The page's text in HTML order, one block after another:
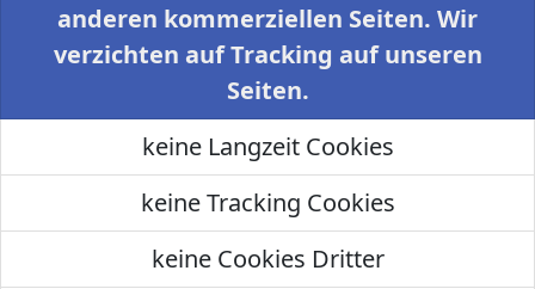
anderen kommerziellen Seiten. Wir
verzichten auf Tracking auf unseren
Seiten.
keine Langzeit Cookies
keine Tracking Cookies
keine Cookies Dritter